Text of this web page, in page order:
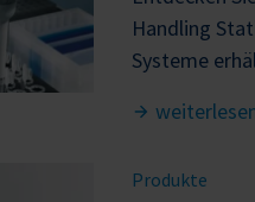
Handling
Systeme
Produkte